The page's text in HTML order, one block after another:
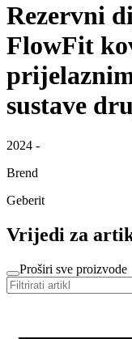
Rezervni
FlowFit
sustave
2024 -
Brend
Geberit
Vrijedi za
Proširi sve proizvode